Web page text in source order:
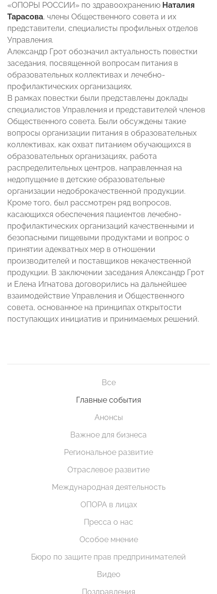
«ОПОРЫ РОССИИ» по здравоохранению Наталия
Тарасова, члены Общественного совета и их
представители, специалисты профильных отделов
Управления.
Александр Грот обозначил актуальность повестки
заседания, посвященной вопросам питания в
образовательных коллективах и лечебно-
профилактических организациях.
В рамках повестки были представлены доклады
специалистов Управления и представителей членов
Общественного совета. Были обсуждены такие
вопросы организации питания в образовательных
коллективах, как охват питанием обучающихся в
образовательных организациях, работа
распределительных центров, направленная на
недопущение в детские образовательные
организации недоброкачественной продукции.
Кроме того, был рассмотрен ряд вопросов,
касающихся обеспечения пациентов лечебно-
профилактических организаций качественными и
безопасными пищевыми продуктами и вопрос о
принятии адекватных мер в отношении
производителей и поставщиков некачественной
продукции. В заключении заседания Александр Грот
и Елена Игнатова договорились на дальнейшее
взаимодействие Управления и Общественного
совета, основанное на принципах открытости
поступающих инициатив и принимаемых решений.
Все
Главные события
Анонсы
Важное для бизнеса
Региональное развитие
Отраслевое развитие
Международная деятельность
ОПОРА в лицах
Пресса о нас
Особое мнение
Бюро по защите прав предпринимателей
Видео
Поздравления